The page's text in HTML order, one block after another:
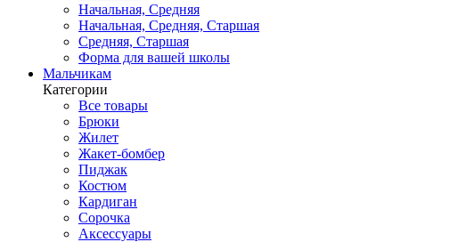
Начальная, Средняя
Начальная, Средняя, Старшая
Средняя, Старшая
Форма для вашей школы
Мальчикам
Категории
Все товары
Брюки
Жилет
Жакет-бомбер
Пиджак
Костюм
Кардиган
Сорочка
Аксессуары